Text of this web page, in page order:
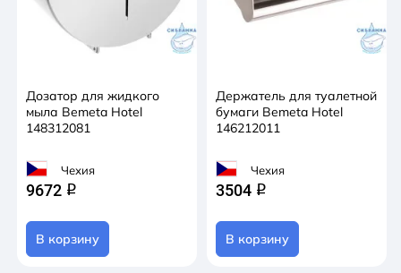
Дозатор для жидкого
мыла Bemeta Hotel
148312081
Чехия
9672 q
В корзину
Держатель для туалетной
бумаги Bemeta Hotel
146212011
Чехия
3504 q
В корзину